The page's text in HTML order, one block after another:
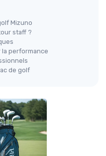
Mizuno
staff ?
performance
de golf